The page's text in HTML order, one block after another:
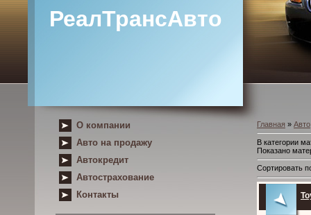
РеалТрансАвто
О компании
Авто на продажу
Автокредит
Автострахование
Контакты
Главная » Авто
В категории
Показано
Сортировать